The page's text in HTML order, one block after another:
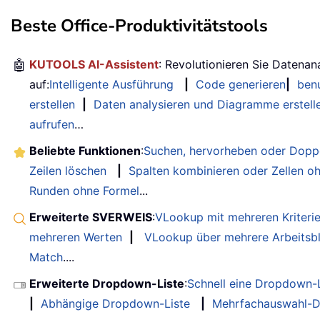
Beste Office-Produktivitätstools
🤖 KUTOOLS AI-Assistent: Revolutionieren Sie
auf:Intelligente Ausführung Code generieren
erstellen
Daten analysieren und Diagramme
aufrufen…
Beliebte Funktionen:Suchen, hervorheben oder
Zeilen löschen
Spalten kombinieren oder Zellen
Runden ohne Formel...
Erweiterte SVERWEIS:VLookup mit mehreren
mehreren Werten
VLookup über mehrere
Match....
Erweiterte Dropdown-Liste:Schnell eine
Abhängige Dropdown-Liste
Mehrfachauswahl-